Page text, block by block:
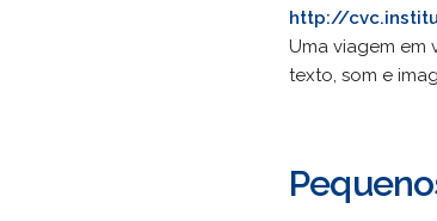
http://
Uma viagem em
texto, som e